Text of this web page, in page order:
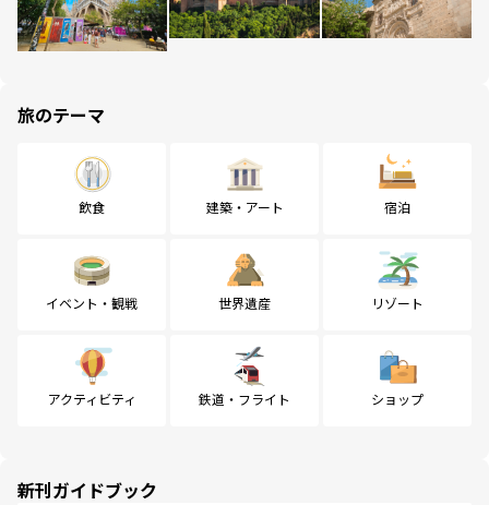
旅のテーマ
飲食 建築・アート 宿泊
イベント・観戦 世界遺産 リゾート
アクティビティ 鉄道・フライト ショップ
新刊ガイドブック